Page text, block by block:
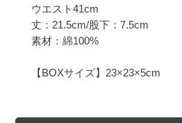
ウエスト41cm
丈：21.5cm/股下：7.5cm
素材：綿100%
【BOXサイズ】23×23×5cm